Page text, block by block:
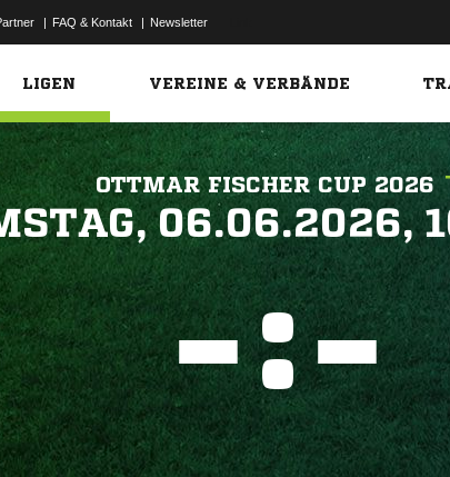
| FAQ & Kontakt | Newsletter
LIGEN VEREINE & VERBÄNDE
OTTMAR FISCHER CUP 2026

: